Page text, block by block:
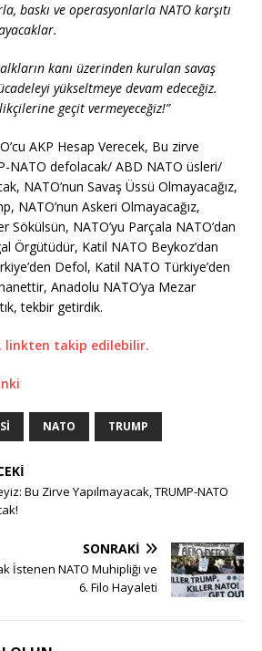
baskı ve operasyonlarla NATO karşıtı
kanı üzerinden kurulan savaş
yükseltmeye devam edeceğiz.
geçit vermeyeceğiz!”
AKP Hesap Verecek, Bu zirve
NATO defolacak/ ABD NATO üsleri/
NATO’nun Savaş Üssü Olmayacağız,
NATO’nun Askeri Olmayacağız,
Sökülsün, NATO’yu Parçala NATO’dan
Örgütüdür, Katil NATO Beykoz’dan
Defol, Katil NATO Türkiye’den
Anadolu NATO’ya Mezar
tekbir getirdik.
linkten takip edilebilir.
NATO TRUMP
Bu Zirve Yapılmayacak, TRUMP-NATO
SONRAKI
İstenen NATO Muhipliği ve
6. Filo Hayaleti